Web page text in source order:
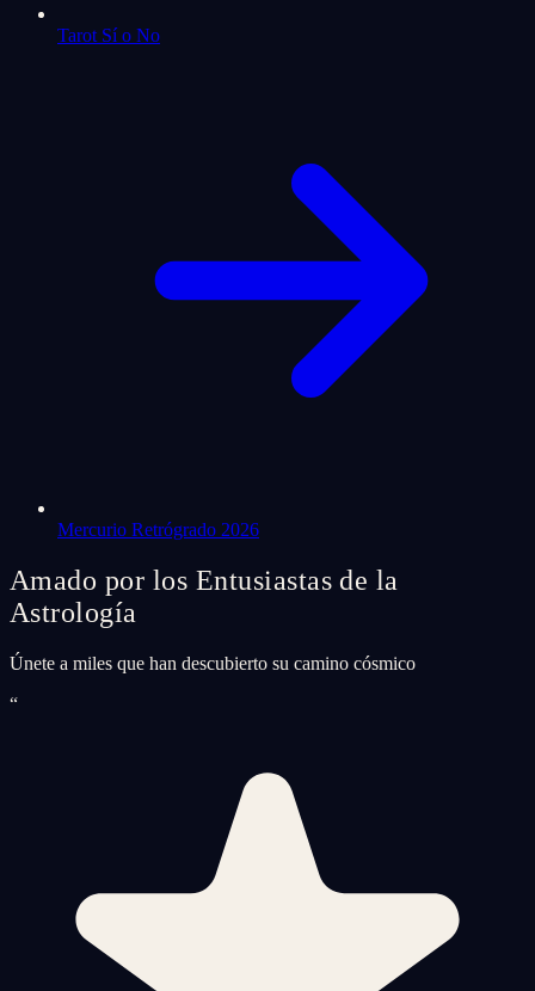
Tarot Sí o No
Mercurio Retrógrado 2026
Amado por los Entusiastas de la
Astrología
Únete a miles que han descubierto su camino cósmico
“